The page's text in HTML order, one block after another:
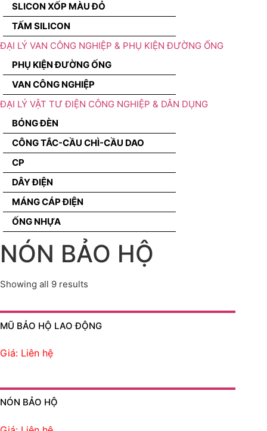
SLICON XỐP MÀU ĐỎ
TẤM SILICON
ĐẠI LÝ VAN CÔNG NGHIỆP & PHỤ KIỆN ĐƯỜNG ỐNG
PHỤ KIỆN ĐƯỜNG ỐNG
VAN CÔNG NGHIỆP
ĐẠI LÝ VẬT TƯ ĐIỆN CÔNG NGHIỆP & DÂN DỤNG
BÓNG ĐÈN
CÔNG TẮC-CẦU CHÌ-CẦU DAO
CP
DÂY ĐIỆN
MÁNG CÁP ĐIỆN
ỐNG NHỰA
NÓN BẢO HỘ
Showing all 9 results
MŨ BẢO HỘ LAO ĐỘNG
Giá: Liên hệ
NÓN BẢO HỘ